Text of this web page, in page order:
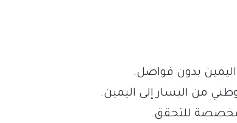
اليمين بدون فواصل.
من اليسار إلى اليمين.
المخصصة للتحقق.